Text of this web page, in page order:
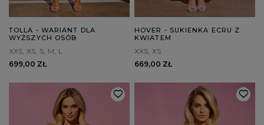
TOLLA - WARIANT DLA
WYŻSZYCH OSÓB
XXS XS S M L
699,00 ZŁ
HOVER - SUKIENKA ECRU Z
KWIATEM
XXS XS
669,00 ZŁ